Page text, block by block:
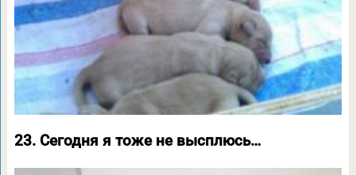
23. Сегодня я тоже не высплюсь…